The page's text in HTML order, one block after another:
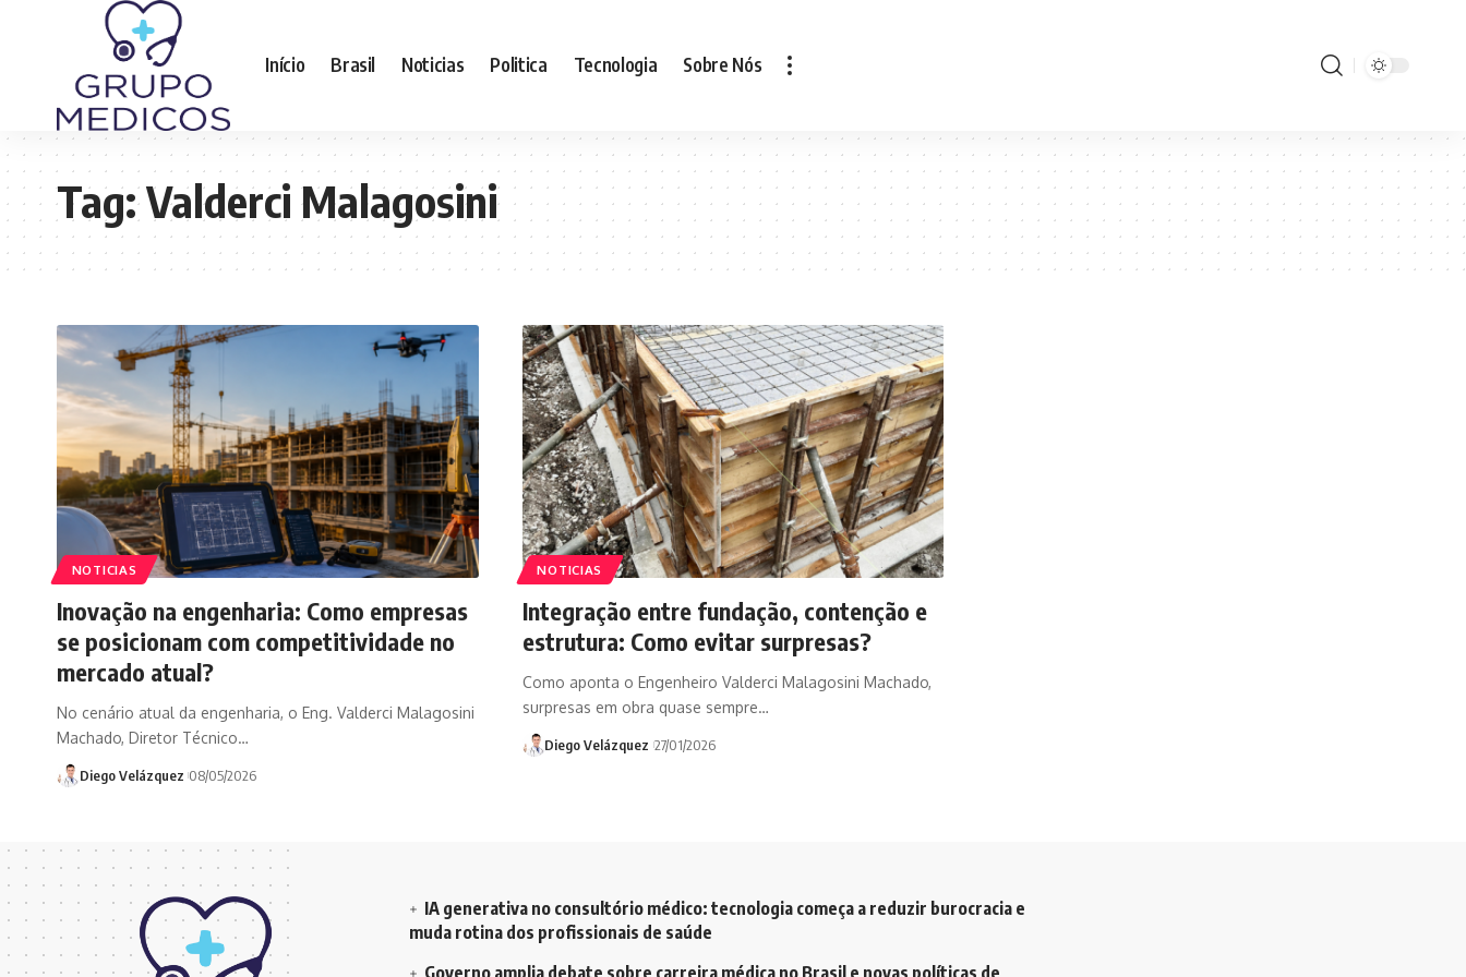
Início Brasil Noticias Politica Tecnologia Sobre Nós
Tag:Valderci Malagosini
NOTICIAS
Inovação na engenharia: Como empresas
se posicionam com competitividade no
mercado atual?
No cenário atual da engenharia, o Eng. Valderci Malagosini
Machado, Diretor Técnico…
Diego Velázquez 08/05/2026
NOTICIAS
Integração entre fundação, contenção e
estrutura: Como evitar surpresas?
Como aponta o Engenheiro Valderci Malagosini Machado,
surpresas em obra quase sempre…
Diego Velázquez 27/01/2026
IA generativa no consultório médico: tecnologia começa a reduzir burocracia e
muda rotina dos profissionais de saúde
Governo amplia debate sobre carreira médica no Brasil e novas políticas de